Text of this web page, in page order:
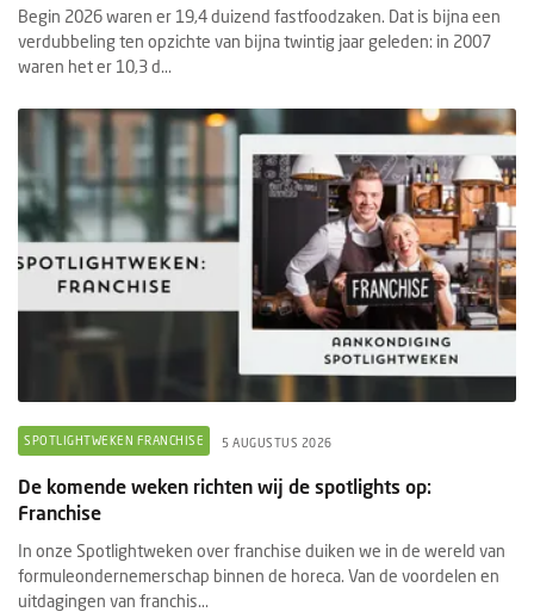
Begin 2026 waren er 19,4 duizend fastfoodzaken. Dat is bijna een
verdubbeling ten opzichte van bijna twintig jaar geleden: in 2007
waren het er 10,3 d...
SPOTLIGHTWEKEN FRANCHISE 5 AUGUSTUS 2026
De komende weken richten wij de spotlights op:
Franchise
In onze Spotlightweken over franchise duiken we in de wereld van
formuleondernemerschap binnen de horeca. Van de voordelen en
uitdagingen van franchis...